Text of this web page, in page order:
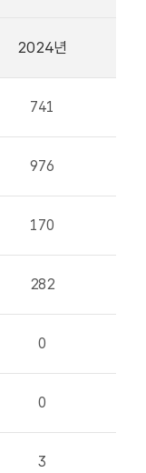
2024년
741
976
170
282
0
0
3